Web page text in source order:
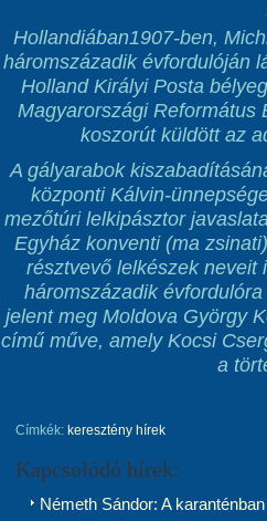
Hollandiában1907-ben,
háromszázadik évfordulóján
Holland Királyi Posta
Magyarországi Református
koszorút küldött az
A gályarabok
központi Kálvin-
mezőtúri lelkipásztor
Egyház konventi (ma
résztvevő lelkészek neveit
háromszázadik
jelent meg Moldova György
című műve, amely Kocsi
a
Címkék: keresztény hírek
Kapcsolódó hírek:
Németh Sándor: A